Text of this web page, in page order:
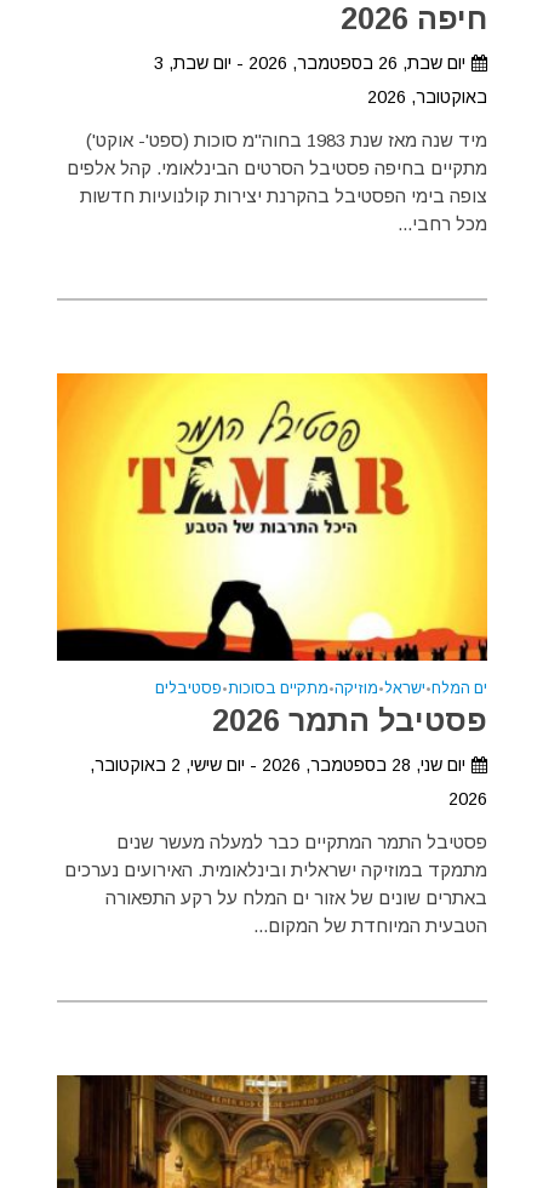
חיפה 2026
יום שבת, 26 בספטמבר, 2026 - יום שבת, 3
באוקטובר, 2026
מיד שנה מאז שנת 1983 בחוה"מ סוכות (ספט'- אוקט')
מתקיים בחיפה פסטיבל הסרטים הבינלאומי. קהל אלפים
צופה בימי הפסטיבל בהקרנת יצירות קולנועיות חדשות
מכל רחבי...
ים המלח•ישראל•מוזיקה•מתקיים בסוכות•פסטיבלים
פסטיבל התמר 2026
יום שני, 28 בספטמבר, 2026 - יום שישי, 2 באוקטובר,
2026
פסטיבל התמר המתקיים כבר למעלה מעשר שנים
מתמקד במוזיקה ישראלית ובינלאומית. האירועים נערכים
באתרים שונים של אזור ים המלח על רקע התפאורה
הטבעית המיוחדת של המקום...